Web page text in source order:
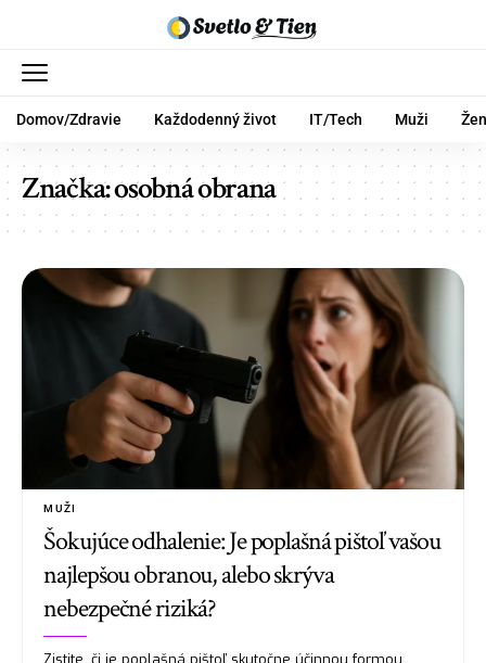
Domov/Zdravie Každodenný život IT/Tech Muži
Značka:osobná obrana
MUŽI
Šokujúce odhalenie: Je poplašná pištoľ vašou
najlepšou obranou, alebo skrýva
nebezpečné riziká?
Zistite, či je poplašná pištoľ skutočne účinnou formou